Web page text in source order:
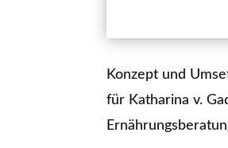
Konzept und
für Katharina v.